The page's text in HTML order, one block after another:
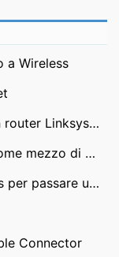
a Wireless
Come impostare un IP statico su un router Linksys BEFW
I vantaggi della posta elettronica come mezzo di comunicazione con gli amici
Come per causare un router Linksys per passare un Assegnazione indirizzi IP Richiesta a un modem DSL
Connector